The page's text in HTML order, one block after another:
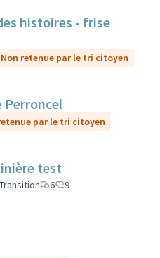
histoires - frise
Non retenue par le tri citoyen
Perroncel
par le tri citoyen
test
6
9